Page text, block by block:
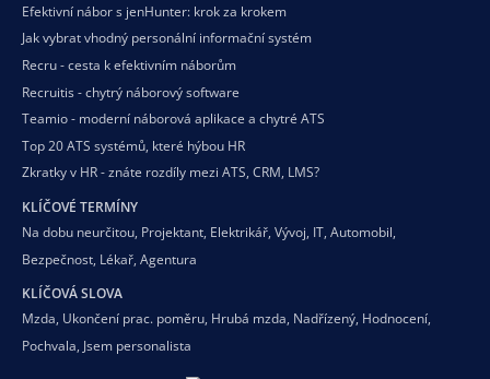
Efektivní nábor s jenHunter: krok za krokem
Jak vybrat vhodný personální informační systém
Recru - cesta k efektivním náborům
Recruitis - chytrý náborový software
Teamio - moderní náborová aplikace a chytré ATS
Top 20 ATS systémů, které hýbou HR
Zkratky v HR - znáte rozdíly mezi ATS, CRM, LMS?
KLÍČOVÉ TERMÍNY
Na dobu neurčitou, Projektant, Elektrikář, Vývoj, IT, Automobil,
Bezpečnost, Lékař, Agentura
KLÍČOVÁ SLOVA
Mzda, Ukončení prac. poměru, Hrubá mzda, Nadřízený, Hodnocení,
Pochvala, Jsem personalista